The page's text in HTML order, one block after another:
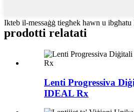
Ikteb il-messaġġ tiegħek hawn u ibgħatu
prodotti relatati
Lenti Progressiva
IDEAL Rx